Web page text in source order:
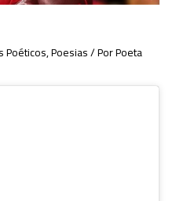
Poéticos,Poesias/ PorPoeta